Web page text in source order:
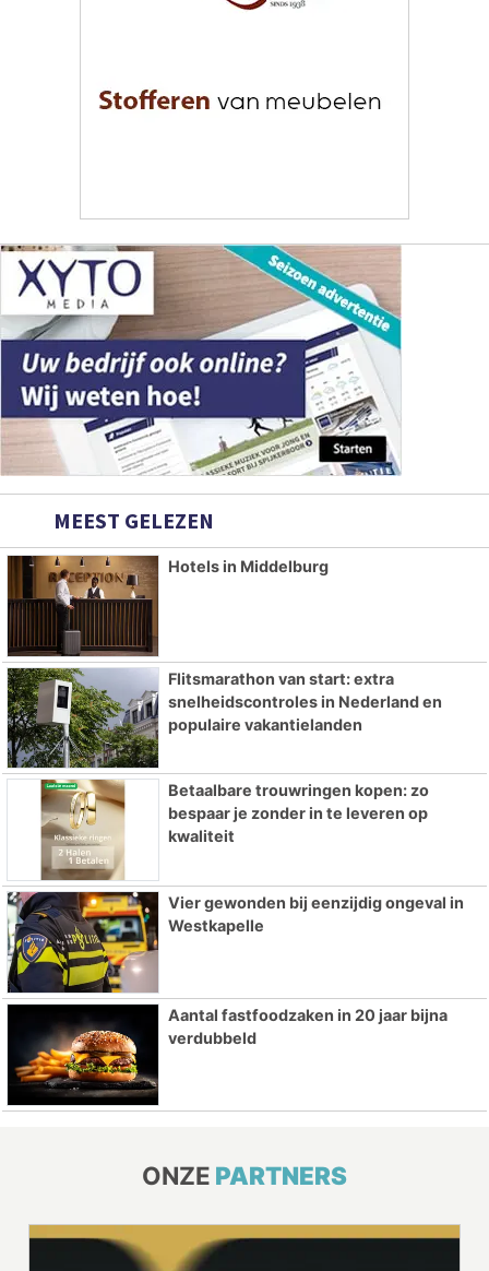
MEEST GELEZEN
Hotels in Middelburg
Flitsmarathon van start: extra
snelheidscontroles in Nederland en
populaire vakantielanden
Betaalbare trouwringen kopen: zo
bespaar je zonder in te leveren op
kwaliteit
Vier gewonden bij eenzijdig ongeval in
Westkapelle
Aantal fastfoodzaken in 20 jaar bijna
verdubbeld
ONZE PARTNERS